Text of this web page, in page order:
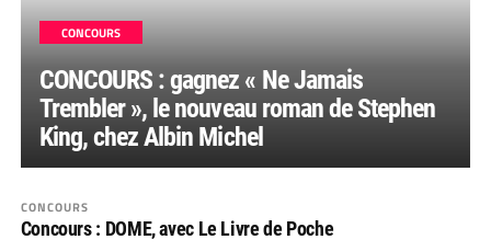
CONCOURS
CONCOURS : gagnez « Ne Jamais
Trembler », le nouveau roman de Stephen
King, chez Albin Michel
CONCOURS
Concours : DOME, avec Le Livre de Poche